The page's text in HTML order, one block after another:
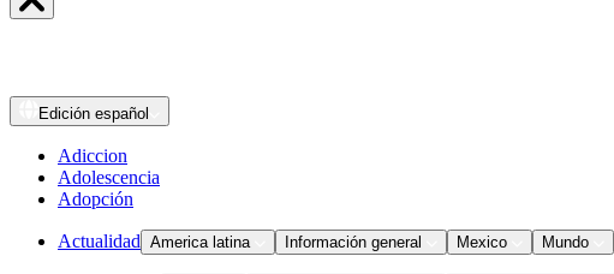
Edición español
Adiccion
Adolescencia
Adopción
Actualidad America latina Información general Mexico Mundo